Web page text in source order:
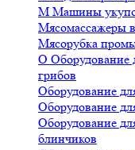
М Машины
Мясомассажеры
Мясорубка
О Оборудование
грибов
Оборудование
Оборудование
Оборудование
блинчиков